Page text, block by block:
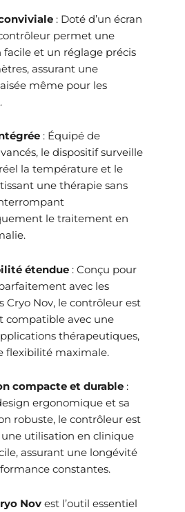
: Doté d’un écran
permet une
facile et un réglage précis
assurant une
même pour les
: Équipé de
le dispositif surveille
la température et le
une thérapie sans
le traitement en
étendue: Conçu pour
avec les
Cryo Nov, le contrôleur est
compatible avec une
thérapeutiques,
flexibilité maximale.
compacte et durable:
ergonomique et sa
robuste, le contrôleur est
utilisation en clinique
assurant une longévité
constantes.
Novest l’outil essentiel